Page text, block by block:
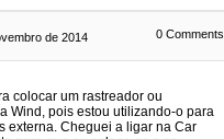
de 2014 0 Comments
colocar um rastreador ou
Wind, pois estou utilizando-o para
externa. Cheguei a ligar na Car